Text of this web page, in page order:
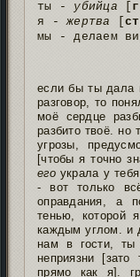
ты - убийца
я -жертва [
мы - делаем
если бы ты дала
разговор, то
моё сердце
разбито твоё.
угрозы,
[чтобы я точно
егоукрала у
- вот только
оправдания, а
тенью, которой
каждым углом. и
нам в гости, ты
неприязни
прямо как я].